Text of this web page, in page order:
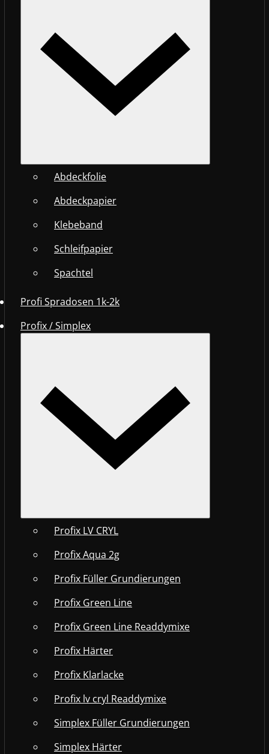
Abdeckfolie
Abdeckpapier
Klebeband
Schleifpapier
Spachtel
Profi Spradosen 1k-2k
Profix / Simplex
Profix LV CRYL
Profix Aqua 2g
Profix Füller Grundierungen
Profix Green Line
Profix Green Line Readdymixe
Profix Härter
Profix Klarlacke
Profix lv cryl Readdymixe
Simplex Füller Grundierungen
Simplex Härter